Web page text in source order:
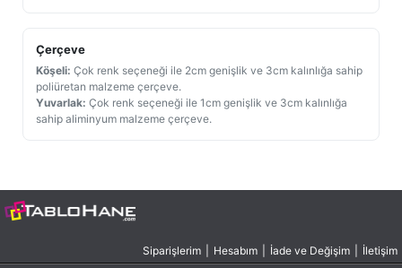
Çerçeve
Köşeli: Çok renk seçeneği ile 2cm genişlik ve 3cm kalınlığa sahip
poliüretan malzeme çerçeve.
Yuvarlak: Çok renk seçeneği ile 1cm genişlik ve 3cm kalınlığa
sahip aliminyum malzeme çerçeve.
Siparişlerim Hesabım İade ve Değişim İletişim